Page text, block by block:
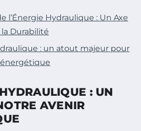
l’Énergie Hydraulique : Un Axe
Durabilité
: un atout majeur pour
: UN
AVENIR